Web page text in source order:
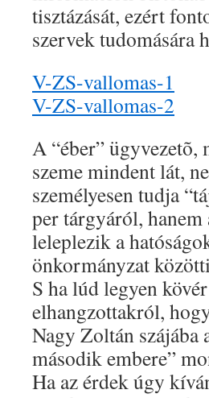
tisztázását, ezért
szervek tudomására
V-ZS-vallomas-1
V-ZS-vallomas-2
A “éber” ügyvezetõ,
szeme mindent lát,
személyesen tudja
per tárgyáról,
leleplezik a
önkormányzat
S ha lúd legyen
elhangzottakról,
Nagy Zoltán szájába
második embere”
Ha az érdek úgy